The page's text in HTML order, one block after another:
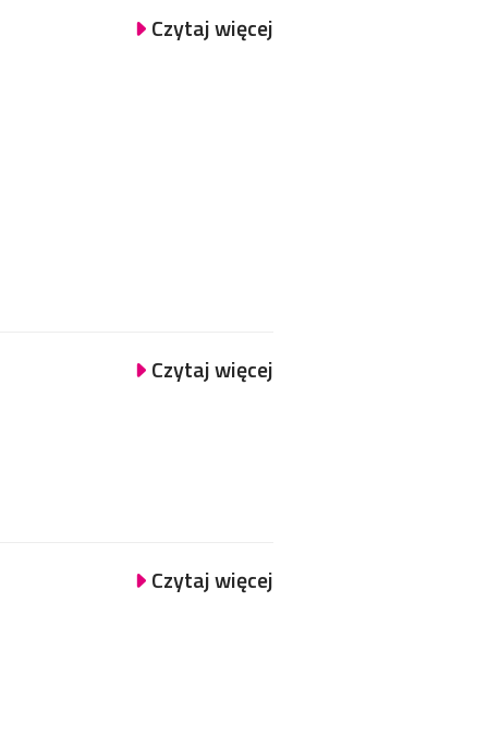
Czytaj więcej
Czytaj więcej
Czytaj więcej